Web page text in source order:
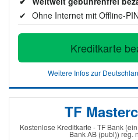
Ohne Internet mit Offline-
Kreditkarte
Weitere Infos zur
TF
Kostenlose Kreditkarte - TF Bank
Bank AB (publ)) reg.